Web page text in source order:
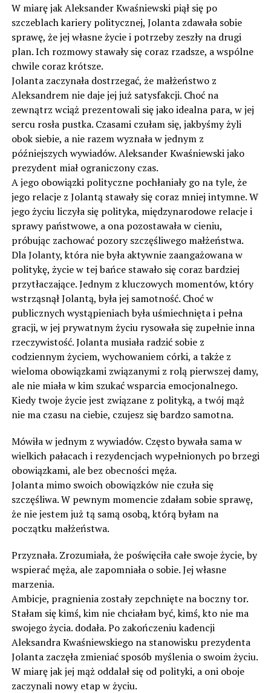
W miarę jak Aleksander Kwaśniewski piął się po
szczeblach kariery politycznej, Jolanta zdawała sobie
sprawę, że jej własne życie i potrzeby zeszły na drugi
plan. Ich rozmowy stawały się coraz rzadsze, a wspólne
chwile coraz krótsze.
Jolanta zaczynała dostrzegać, że małżeństwo z
Aleksandrem nie daje jej już satysfakcji. Choć na
zewnątrz wciąż prezentowali się jako idealna para, w jej
sercu rosła pustka. Czasami czułam się, jakbyśmy żyli
obok siebie, a nie razem wyznała w jednym z
późniejszych wywiadów. Aleksander Kwaśniewski jako
prezydent miał ograniczony czas.
A jego obowiązki polityczne pochłaniały go na tyle, że
jego relacje z Jolantą stawały się coraz mniej intymne. W
jego życiu liczyła się polityka, międzynarodowe relacje i
sprawy państwowe, a ona pozostawała w cieniu,
próbując zachować pozory szczęśliwego małżeństwa.
Dla Jolanty, która nie była aktywnie zaangażowana w
politykę, życie w tej bańce stawało się coraz bardziej
przytłaczające. Jednym z kluczowych momentów, który
wstrząsnął Jolantą, była jej samotność. Choć w
publicznych wystąpieniach była uśmiechnięta i pełna
gracji, w jej prywatnym życiu rysowała się zupełnie inna
rzeczywistość. Jolanta musiała radzić sobie z
codziennym życiem, wychowaniem córki, a także z
wieloma obowiązkami związanymi z rolą pierwszej damy,
ale nie miała w kim szukać wsparcia emocjonalnego.
Kiedy twoje życie jest związane z polityką, a twój mąż
nie ma czasu na ciebie, czujesz się bardzo samotna.
Mówiła w jednym z wywiadów. Często bywała sama w
wielkich pałacach i rezydencjach wypełnionych po brzegi
obowiązkami, ale bez obecności męża.
Jolanta mimo swoich obowiązków nie czuła się
szczęśliwa. W pewnym momencie zdałam sobie sprawę,
że nie jestem już tą samą osobą, którą byłam na
początku małżeństwa.
Przyznała. Zrozumiała, że poświęciła całe swoje życie, by
wspierać męża, ale zapomniała o sobie. Jej własne
marzenia.
Ambicje, pragnienia zostały zepchnięte na boczny tor.
Stałam się kimś, kim nie chciałam być, kimś, kto nie ma
swojego życia. dodała. Po zakończeniu kadencji
Aleksandra Kwaśniewskiego na stanowisku prezydenta
Jolanta zaczęła zmieniać sposób myślenia o swoim życiu.
W miarę jak jej mąż oddalał się od polityki, a oni oboje
zaczynali nowy etap w życiu.